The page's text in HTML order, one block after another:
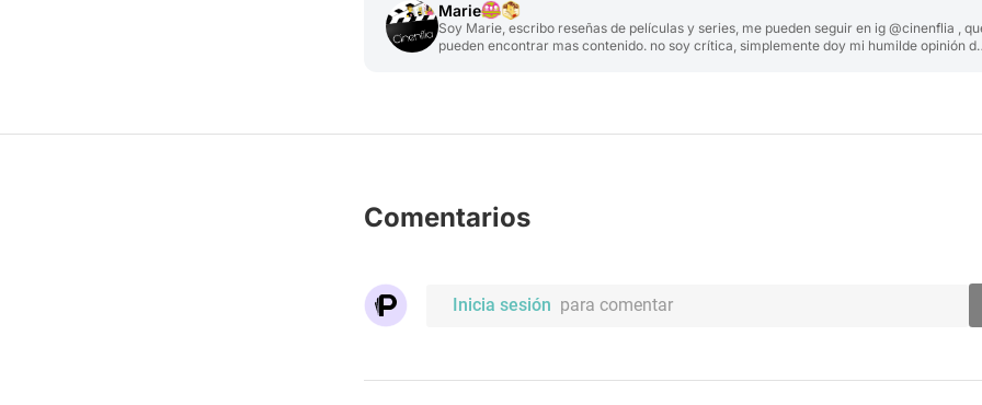
Marie
Soy Marie, escribo reseñas de películas y series, me pueden seguir en ig @cinenflia ,
pueden encontrar mas contenido. no soy crítica, simplemente doy mi humilde opinión de
Comentarios
Inicia sesión para comentar